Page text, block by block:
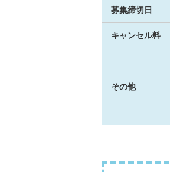
募集締切日
キャンセル料
その他